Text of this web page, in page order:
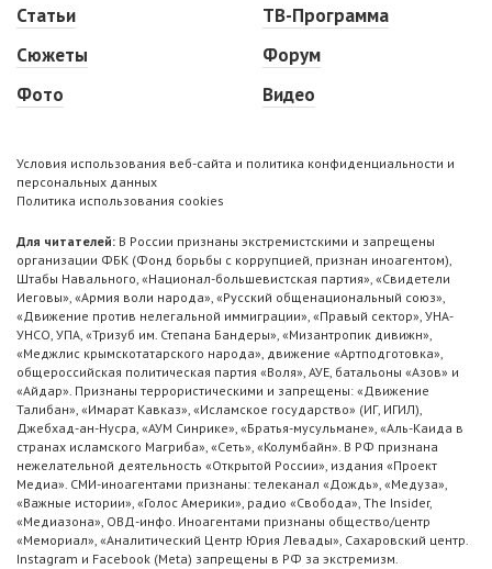
Статьи
Сюжеты
Фото
ТВ-Программа
Форум
Видео
Условия использования веб-сайта и политика конфиденциальности и
персональных данных
Политика использования cookies
Для читателей: В России признаны экстремистскими и запрещены
организации ФБК (Фонд борьбы с коррупцией, признан иноагентом),
Штабы Навального, «Национал-большевистская партия», «Свидетели
Иеговы», «Армия воли народа», «Русский общенациональный союз»,
«Движение против нелегальной иммиграции», «Правый сектор», УНА-
УНСО, УПА, «Тризуб им. Степана Бандеры», «Мизантропик дивижн»,
«Меджлис крымскотатарского народа», движение «Артподготовка»,
общероссийская политическая партия «Воля», АУЕ, батальоны «Азов» и
«Айдар». Признаны террористическими и запрещены: «Движение
Талибан», «Имарат Кавказ», «Исламское государство» (ИГ, ИГИЛ),
Джебхад-ан-Нусра, «АУМ Синрике», «Братья-мусульмане», «Аль-Каида в
странах исламского Магриба», «Сеть», «Колумбайн». В РФ признана
нежелательной деятельность «Открытой России», издания «Проект
Медиа». СМИ-иноагентами признаны: телеканал «Дождь», «Медуза»,
«Важные истории», «Голос Америки», радио «Свобода», The Insider,
«Медиазона», ОВД-инфо. Иноагентами признаны общество/центр
«Мемориал», «Аналитический Центр Юрия Левады», Сахаровский центр.
Instagram и Facebook (Metа) запрещены в РФ за экстремизм.